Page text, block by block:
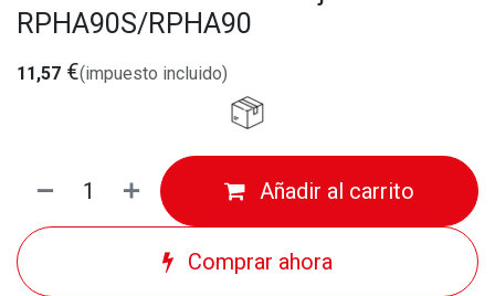
RPHA90S/RPHA90
11,57 €(impuesto incluido)
Añadir al carrito
Comprar ahora